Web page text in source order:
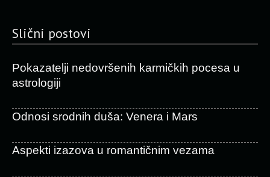
Slični postovi
Pokazatelji nedovršenih karmičkih pocesa u
astrologiji
Odnosi srodnih duša: Venera i Mars
Aspekti izazova u romantičnim vezama